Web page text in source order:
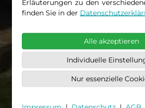
Erläuterungen zu den
finden Sie in der
Alle akzeptieren
Individuelle
Nur essenzielle